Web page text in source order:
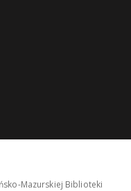
Mazurskiej Biblioteki